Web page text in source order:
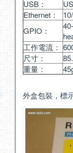
USB：
Ethernet：
GPIO：
工作電流：
尺寸：
重量：
外盒包裝，標